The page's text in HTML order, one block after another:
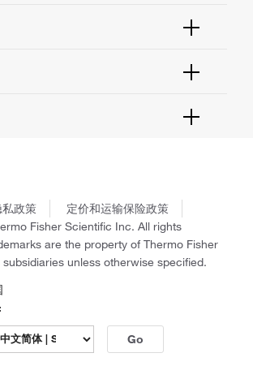
8982
私政策
定价和运输保险政策
Fisher Scientific Inc. All rights
are the property of Thermo Fisher
unless otherwise specified.
Go